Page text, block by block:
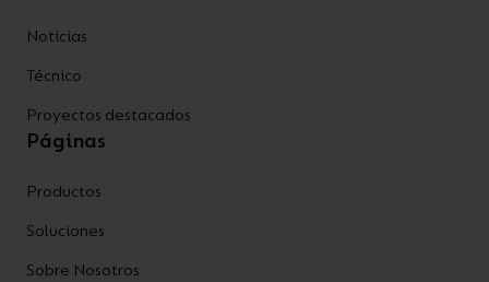
Noticias
Técnico
Proyectos destacados
Páginas
Productos
Soluciones
Sobre Nosotros